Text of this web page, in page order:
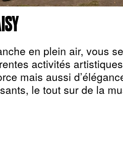
en plein air, vous
activités
mais aussi
le tout sur de la